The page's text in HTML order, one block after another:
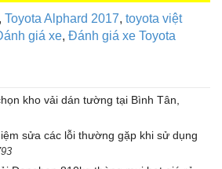
, Toyota Alphard 2017, toyota việt
giá xe, Đánh giá xe Toyota
kho vải dán tường tại Bình Tân,
sửa các lỗi thường gặp khi sử dụng